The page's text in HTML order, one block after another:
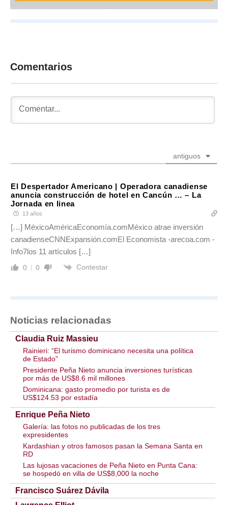
Comentarios
antiguos
El Despertador Americano | Operadora canadiense
anuncia construcción de hotel en Cancún … – La
Jornada en linea
13 años
[…] MéxicoAméricaEconomía.comMéxico atrae inversión
canadienseCNNExpansión.comEl Economista -arecoa.com -
Info7los 11 artículos […]
0 0 Contestar
Noticias relacionadas
Claudia Ruiz Massieu
Rainieri: “El turismo dominicano necesita una política
de Estado”
Presidente Peña Nieto anuncia inversiones turísticas
por más de US$8.6 mil millones
Dominicana: gasto promedio por turista es de
US$124.53 por estadía
Enrique Peña Nieto
Galería: las fotos no publicadas de los tres
expresidentes
Kardashian y otros famosos pasan la Semana Santa en
RD
Las lujosas vacaciones de Peña Nieto en Punta Cana:
se hospedó en villa de US$8,000 la noche
Francisco Suárez Dávila